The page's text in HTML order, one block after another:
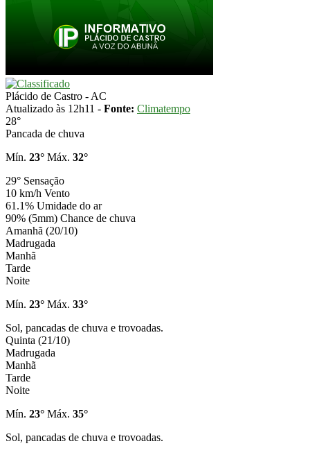
Plácido de Castro - AC
Atualizado às 12h11 - Fonte: Climatempo
28°
Pancada de chuva
Mín. 23° Máx. 32°
29° Sensação
10 km/h Vento
61.1% Umidade do ar
90% (5mm) Chance de chuva
Amanhã (20/10)
Madrugada
Manhã
Tarde
Noite
Mín. 23° Máx. 33°
Sol, pancadas de chuva e trovoadas.
Quinta (21/10)
Madrugada
Manhã
Tarde
Noite
Mín. 23° Máx. 35°
Sol, pancadas de chuva e trovoadas.